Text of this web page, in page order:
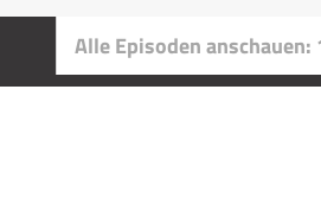
Alle Episoden anschauen: